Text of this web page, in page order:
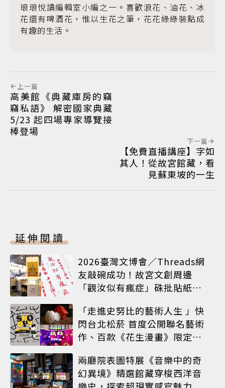
琅琅悅讀編輯室小編之一。喜歡浪花、油花、冰
花還有啤酒花，惟以生花之筆，花花綠綠裝點成
有趣的生活。
上一篇
高美館《典藏庫房的竊
竊私語》 解密國家典藏
5/23 起四場專家導覽接
棒登場
下一篇
【免費直播講座】字如
其人！從故宮館藏，看
見蘇東坡的一生
延伸閱讀
2026臺灣文博會／Threads網
友敲碗成功！故宮文創周邊
「觀汝似有瘋症」硃批貼紙搶
「走進史努比的藝術人生 」快
閃台北松菸 首度公開聯名藝術
作、百款《花生漫畫》限定商
兩廳院表圖特展《音樂中的奇
幻異境》精選館藏穿梭西洋音